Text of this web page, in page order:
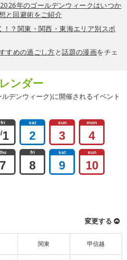
年のゴールデンウィークはいつか
と回避術をご紹介
！？関東・関西・東海エリア別スポ
すめの過ごし方と話題の漫画をチェ
ンダー
デンウィーク)に開催されるイベント
fri
1
sat
2
sun
3
mon
4
7
fri
8
sat
9
sun
10
変更する
関東 甲信越